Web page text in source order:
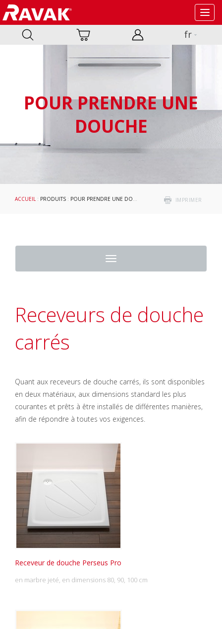
fr
POUR PRENDRE UNE
DOUCHE
IMPRIMER
ACCUEIL : PRODUITS : POUR PRENDRE UNE DOUCHE RECEVEURS DE DOUCHE
Toggle
navigation
Receveurs de douche
carrés
Quant aux receveurs de douche carrés, ils sont disponibles
en deux matériaux, aux dimensions standard les plus
courantes et prêts à être installés de différentes manières,
afin de répondre à toutes vos exigences.
Receveur de douche Perseus Pro
en marbre jeté, en dimensions 80, 90, 100 cm